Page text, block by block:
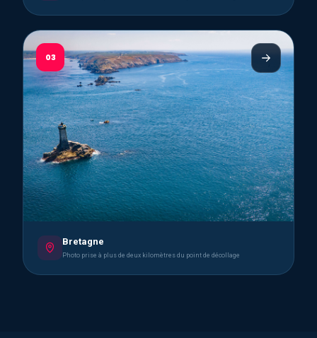
03
Bretagne
Photo prise à plus de deux kilomètres du point de décollage